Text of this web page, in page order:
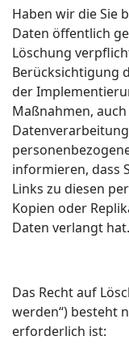
Haben wir die Sie
Daten öffentlich
Löschung
Berücksichtigung
der
Maßnahmen,
informieren, dass
Links zu diesen
Kopien oder
Daten verlangt hat.
Das Recht auf
werden“) besteht
erforderlich ist: